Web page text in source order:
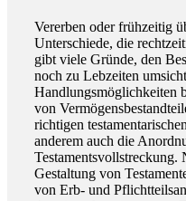
Vererben oder frühzeitig
Unterschiede, die
gibt viele Gründe, den
noch zu Lebzeiten
Handlungsmöglichkeiten
von
richtigen
anderem auch die
Testamentsvollstreckung.
Gestaltung von
von Erb- und